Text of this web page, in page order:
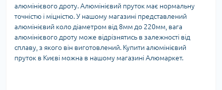
алюмінієвого дроту. Алюмінієвий пруток має нормальну
точністю і міцністю. У нашому магазині представлений
алюмінієвий коло діаметром від 8мм до 220мм, вага
алюмінієвого дроту може відрізнятись в залежності від
сплаву, з якого він виготовлений. Купити алюмінієвий
пруток в Києві можна в нашому магазині Алюмаркет.